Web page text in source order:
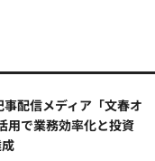
配信メディア「文春オ
用で業務効率化と投資